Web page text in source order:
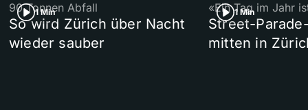
1 Min
90 Tonnen Abfall
So wird Zürich über Nacht
wieder sauber
1 Min
«Ein Tag im Jahr
Street-
mitten in